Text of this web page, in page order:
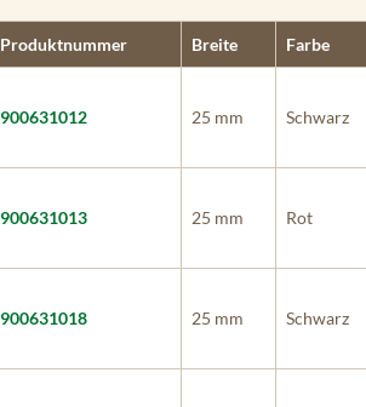
Produktnummer Breite Farbe
900631012 25 mm Schwarz
900631013 25 mm Rot
900631018 25 mm Schwarz